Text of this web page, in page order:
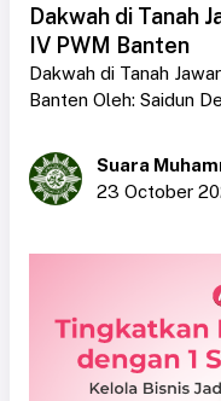
Dakwah di Tanah
IV PWM Banten
Dakwah di Tanah
Banten Oleh: Saidun
Suara
23 October